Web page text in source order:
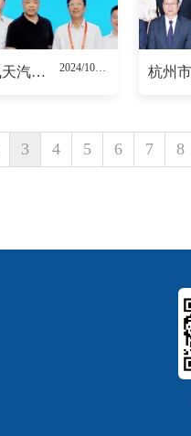
150架“飞天汽车”正式预定！总价近3亿！
3 4 5 6 7 8